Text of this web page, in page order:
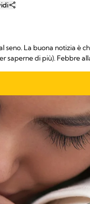
La buona notizia è
saperne di più). Febbre